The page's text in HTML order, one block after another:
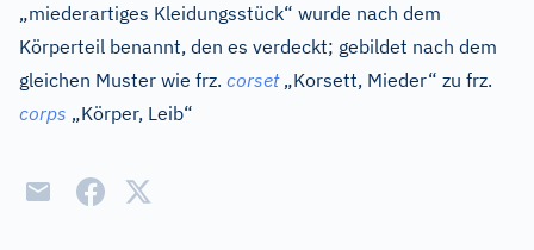
„miederartiges Kleidungsstück“ wurde nach dem
Körperteil benannt, den es verdeckt; gebildet nach dem
gleichen Muster wie frz. corset„Korsett, Mieder“ zu frz.
corps „Körper, Leib“